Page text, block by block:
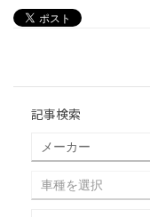
記事検索